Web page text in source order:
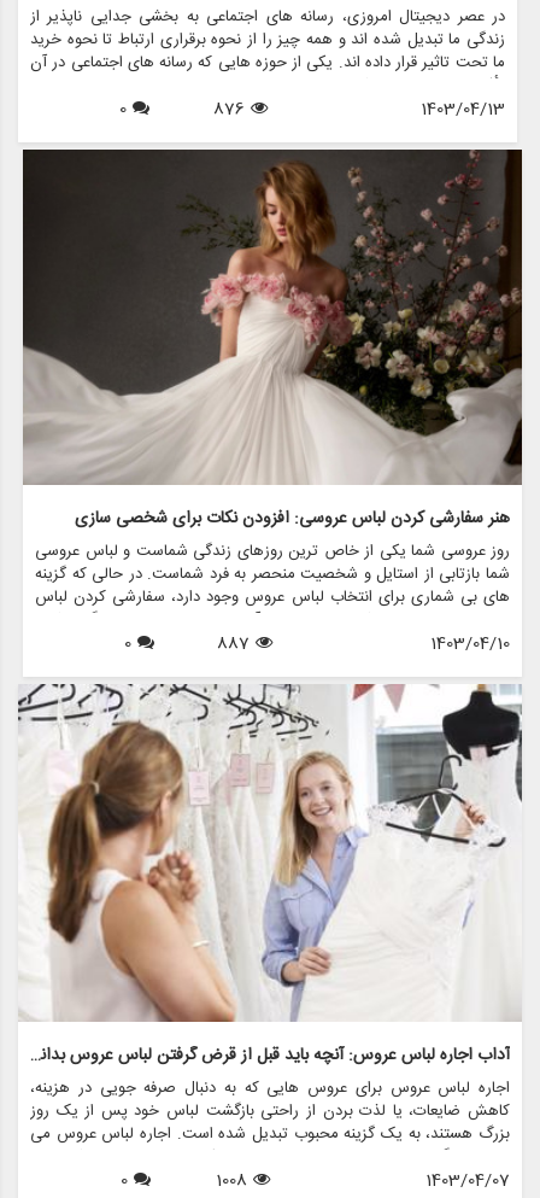
در عصر دیجیتال امروزی، رسانه های اجتماعی به بخشی جدایی ناپذیر از
زندگی ما تبدیل شده اند و همه چیز را از نحوه برقراری ارتباط تا نحوه خرید
ما تحت تاثیر قرار داده اند. یکی از حوزه هایی که رسانه های اجتماعی در آن
تأثیر قابل توجهی داشته است، در دنیای ترندهای لباس عروس است. با
پلتفرم هایی مانند اینستاگرام، پینترست و تیک تاک، عروس های آینده
رویایی خود برای روز بزرگ شکل می دهند.
1403/04/13
876
0
هنر سفارشی کردن لباس عروسی: افزودن نکات برای شخصی سازی
روز عروسی شما یکی از خاص ترین روزهای زندگی شماست و لباس عروسی
شما بازتابی از استایل و شخصیت منحصر به فرد شماست. در حالی که گزینه
های بی شماری برای انتخاب لباس عروس وجود دارد، سفارشی کردن لباس
عروسی با لباس های شخصی می تواند آن را خاص تر و خاطره انگیزتر کند.
فرقی نمی کند درخشش اضافه کنید، جزئیات معنادار را در آن بگنجانید یا
عروسی و تبدیل آن به خودتان وجود دارد.
1403/04/10
887
0
آداب اجاره لباس عروس: آنچه باید قبل از قرض گرفتن لباس عروس بدانید
اجاره لباس عروس برای عروس هایی که به دنبال صرفه جویی در هزینه،
کاهش ضایعات، یا لذت بردن از راحتی بازگشت لباس خود پس از یک روز
بزرگ هستند، به یک گزینه محبوب تبدیل شده است. اجاره لباس عروس می
تواند جایگزینی مقرون به صرفه برای خرید یک لباس مجلسی باشد و به
عروس ها اجازه می دهد تا لباس های طراحی شده را بدون قیمت گزاف
1403/04/07
1008
0